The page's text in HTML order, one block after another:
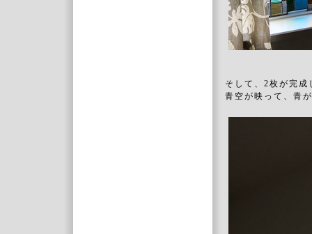
そして、2枚が完
青空が映って、青